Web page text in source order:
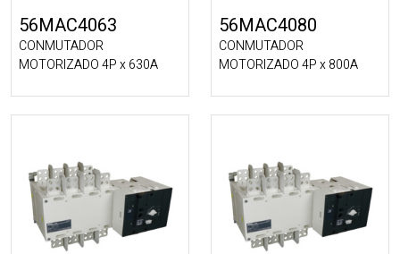
56MAC4063
CONMUTADOR
MOTORIZADO 4P x 630A
56MAC4080
CONMUTADOR
MOTORIZADO 4P x 800A